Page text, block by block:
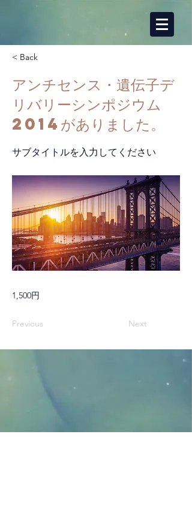
< Back
アンチセンス・遺伝子デ
リバリーシンポジウム
2014がありました。
サブタイトルを入力してください
1,500円
Previous Next